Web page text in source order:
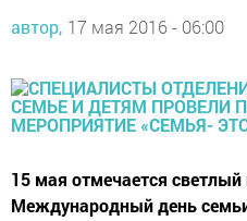
автор, 17 мая 2016 - 06:00
15 мая отмечается
Международный день